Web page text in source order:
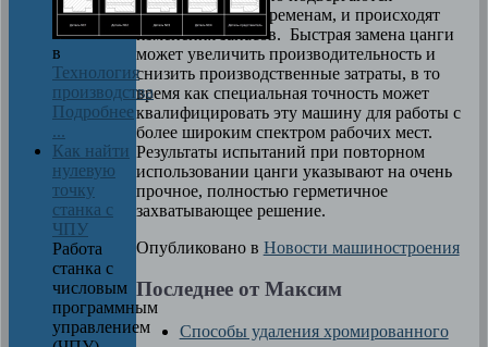
многократным переменам, и происходят
изменения запасов. Быстрая замена цанги
может увеличить производительность и
снизить производственные затраты, в то
время как специальная точность может
квалифицировать эту машину для работы с
более широким спектром рабочих мест.
Результаты испытаний при повторном
использовании цанги указывают на очень
прочное, полностью герметичное
захватывающее решение.
Опубликовано в Новости машиностроения
Последнее от Максим
Способы удаления хромированного
в
Технология
производства
Подробнее
...
Как найти
нулевую
точку
станка с
ЧПУ
Работа
станка с
числовым
программным
управлением